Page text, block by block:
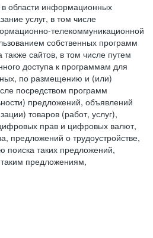
в области информационных
услуг, в том числе
телекоммуникационной
собственных программ
сайтов, в том числе путем
доступа к программам для
по размещению и (или)
посредством программ
предложений, объявлений
товаров (работ, услуг),
прав и цифровых валют,
предложений о трудоустройстве,
поиска таких предложений,
предложениям,